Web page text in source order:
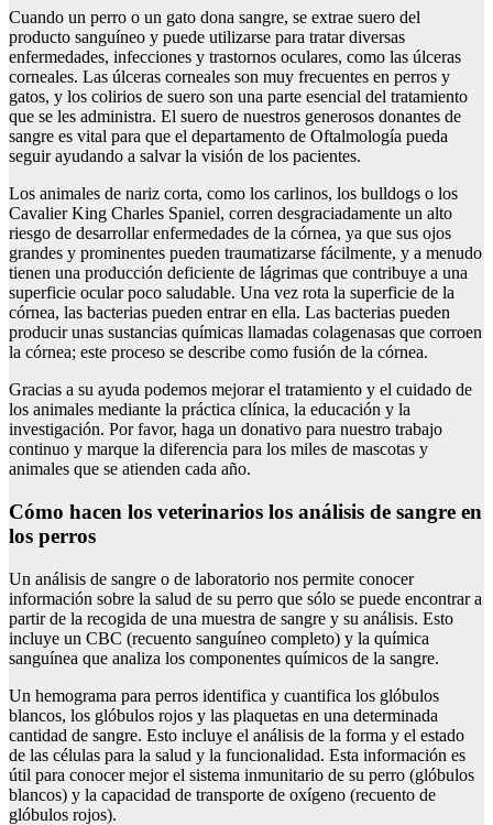
Cuando un perro o un gato dona sangre, se extrae suero del
producto sanguíneo y puede utilizarse para tratar diversas
enfermedades, infecciones y trastornos oculares, como las úlceras
corneales. Las úlceras corneales son muy frecuentes en perros y
gatos, y los colirios de suero son una parte esencial del tratamiento
que se les administra. El suero de nuestros generosos donantes de
sangre es vital para que el departamento de Oftalmología pueda
seguir ayudando a salvar la visión de los pacientes.
Los animales de nariz corta, como los carlinos, los bulldogs o los
Cavalier King Charles Spaniel, corren desgraciadamente un alto
riesgo de desarrollar enfermedades de la córnea, ya que sus ojos
grandes y prominentes pueden traumatizarse fácilmente, y a menudo
tienen una producción deficiente de lágrimas que contribuye a una
superficie ocular poco saludable. Una vez rota la superficie de la
córnea, las bacterias pueden entrar en ella. Las bacterias pueden
producir unas sustancias químicas llamadas colagenasas que corroen
la córnea; este proceso se describe como fusión de la córnea.
Gracias a su ayuda podemos mejorar el tratamiento y el cuidado de
los animales mediante la práctica clínica, la educación y la
investigación. Por favor, haga un donativo para nuestro trabajo
continuo y marque la diferencia para los miles de mascotas y
animales que se atienden cada año.
Cómo hacen los veterinarios los análisis de sangre en
los perros
Un análisis de sangre o de laboratorio nos permite conocer
información sobre la salud de su perro que sólo se puede encontrar a
partir de la recogida de una muestra de sangre y su análisis. Esto
incluye un CBC (recuento sanguíneo completo) y la química
sanguínea que analiza los componentes químicos de la sangre.
Un hemograma para perros identifica y cuantifica los glóbulos
blancos, los glóbulos rojos y las plaquetas en una determinada
cantidad de sangre. Esto incluye el análisis de la forma y el estado
de las células para la salud y la funcionalidad. Esta información es
útil para conocer mejor el sistema inmunitario de su perro (glóbulos
blancos) y la capacidad de transporte de oxígeno (recuento de
glóbulos rojos).